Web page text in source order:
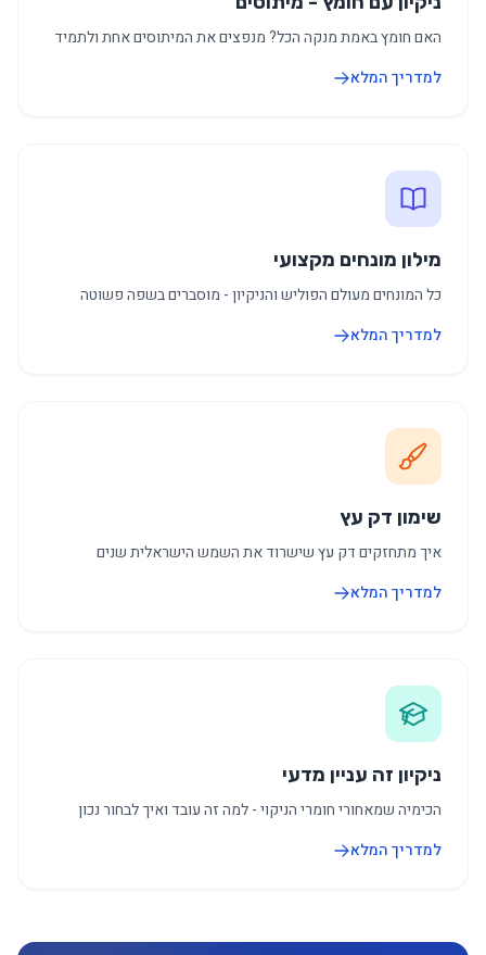
האם חומץ באמת מנקה הכל? מנפצים את המיתוסים אחת ולתמיד
למדריך המלא
מילון מונחים מקצועי
כל המונחים מעולם הפוליש והניקיון - מוסברים בשפה פשוטה
למדריך המלא
שימון דק עץ
איך מתחזקים דק עץ שישרוד את השמש הישראלית שנים
למדריך המלא
ניקיון זה עניין מדעי
הכימיה שמאחורי חומרי הניקוי - למה זה עובד ואיך לבחור נכון
למדריך המלא